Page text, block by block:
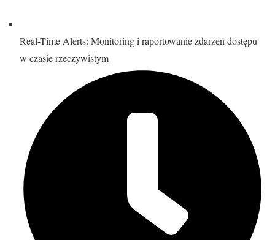
Real-Time Alerts: Monitoring i raportowanie zdarzeń dostępu
w czasie rzeczywistym